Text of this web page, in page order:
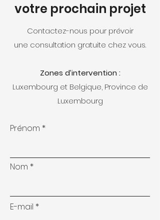
votre prochain projet
Contactez-nous pour prévoir
une consultation gratuite chez vous.
Zones d’intervention :
Luxembourg et Belgique, Province de
Luxembourg
Prénom
Nom
E-mail